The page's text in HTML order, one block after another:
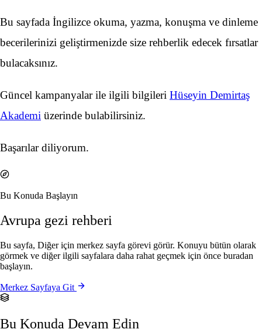
Bu sayfada İngilizce okuma, yazma, konuşma ve dinleme
becerilerinizi geliştirmenizde size rehberlik edecek fırsatlar
bulacaksınız.
Güncel kampanyalar ile ilgili bilgileri Hüseyin Demirtaş
Akademi üzerinde bulabilirsiniz.
Başarılar diliyorum.
Bu Konuda Başlayın
Avrupa gezi rehberi
Bu sayfa, Diğer için merkez sayfa görevi görür. Konuyu bütün olarak
görmek ve diğer ilgili sayfalara daha rahat geçmek için önce buradan
başlayın.
Merkez Sayfaya Git
Bu Konuda Devam Edin